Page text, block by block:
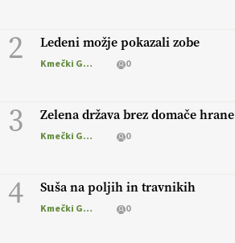
2 Ledeni možje pokazali zobe
Kmečki Glas 0
3 Zelena država brez domače hrane
Kmečki Glas 0
4 Suša na poljih in travnikih
Kmečki Glas 0